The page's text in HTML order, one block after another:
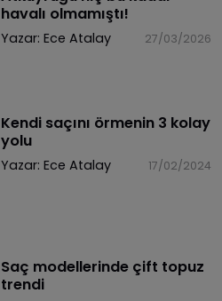
havalı olmamıştı!
Yazar: Ece Atalay 27/03/2026
​Kendi saçını örmenin 3 kolay
yolu
Yazar: Ece Atalay 17/02/2024
​Saç modellerinde çift topuz
trendi